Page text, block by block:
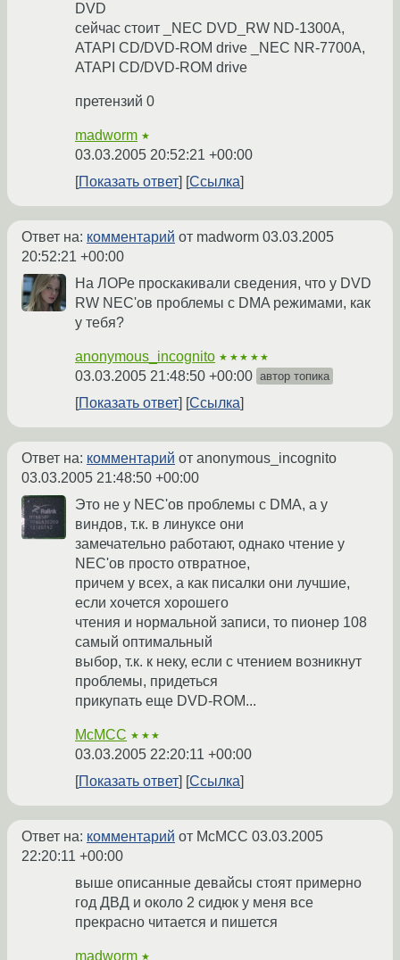
DVD
сейчас стоит _NEC DVD_RW ND-1300A,
ATAPI CD/DVD-ROM drive _NEC NR-7700A,
ATAPI CD/DVD-ROM drive
претензий 0
madworm ★
03.03.2005 20:52:21 +00:00
Показать ответ
Ссылка
Ответ на: комментарий от madworm 03.03.2005
20:52:21 +00:00
На ЛОРе проскакивали сведения, что у DVD
RW NEC'ов проблемы с DMA режимами, как
у тебя?
anonymous_incognito ★★★★★
03.03.2005 21:48:50 +00:00 автор топика
Показать ответ Ссылка
Ответ на: комментарий от anonymous_incognito
03.03.2005 21:48:50 +00:00
Это не у NEC'ов проблемы с DMA, а у
виндов, т.к. в линуксе они
замечательно работают, однако чтение у
NEC'ов просто отвратное,
причем у всех, а как писалки они лучшие,
если хочется хорошего
чтения и нормальной записи, то пионер 108
самый оптимальный
выбор, т.к. к неку, если с чтением возникнут
проблемы, придеться
прикупать еще DVD-ROM...
McMCC ★★★
03.03.2005 22:20:11 +00:00
Показать ответ
Ссылка
Ответ на: комментарий от McMCC 03.03.2005
22:20:11 +00:00
выше описанные девайсы стоят примерно
год ДВД и около 2 сидюк у меня все
прекрасно читается и пишется
madworm ★